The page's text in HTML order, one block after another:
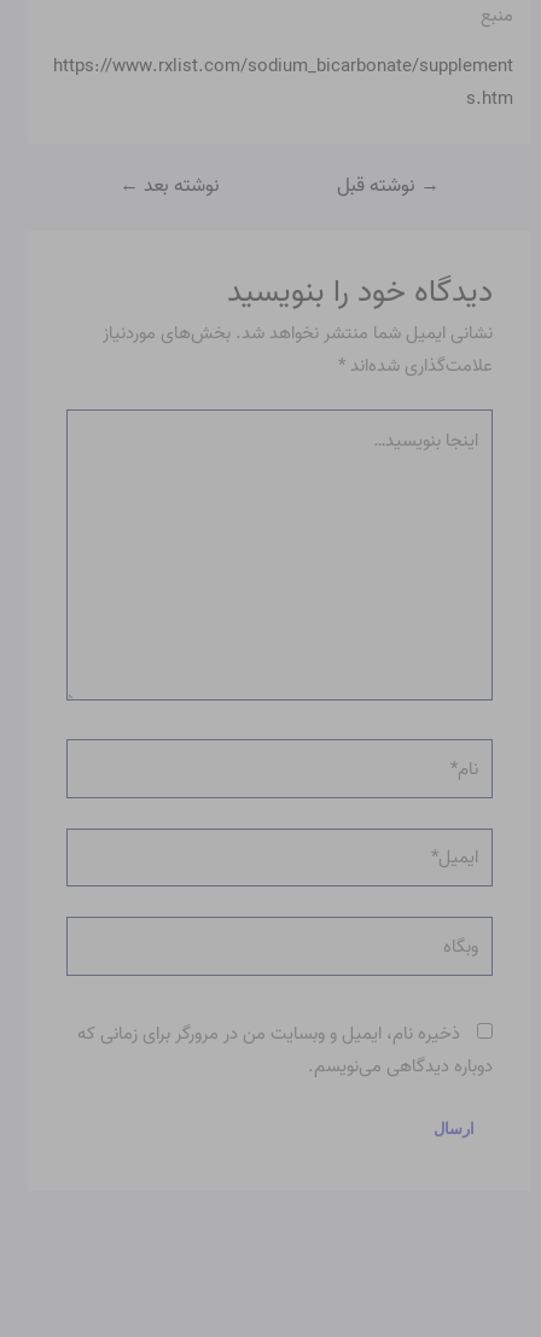
منبع
https://www.rxlist.com/sodium_bicarbonate/supplement
s.htm
→ نوشته قبل نوشته بعد ←
دیدگاه‌ خود را بنویسید
نشانی ایمیل شما منتشر نخواهد شد. بخش‌های موردنیاز
علامت‌گذاری شده‌اند*
بنویسید…
ایمیل*
وبگاه
ذخیره نام، ایمیل و وبسایت من در مرورگر برای زمانی که
دوباره دیدگاهی می‌نویسم.